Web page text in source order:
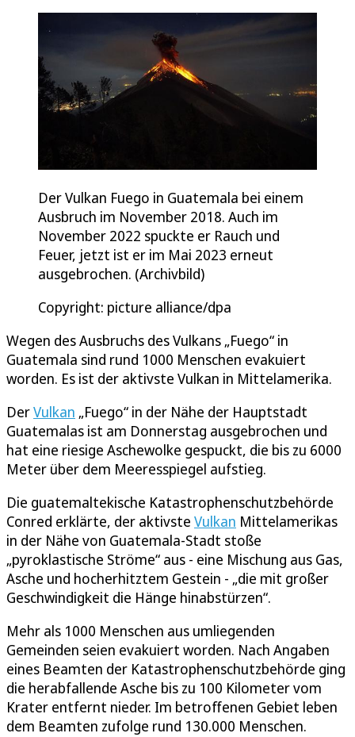
Der Vulkan Fuego in Guatemala bei einem
Ausbruch im November 2018. Auch im
November 2022 spuckte er Rauch und
Feuer, jetzt ist er im Mai 2023 erneut
ausgebrochen. (Archivbild)
Copyright: picture alliance/dpa
Wegen des Ausbruchs des Vulkans „Fuego“ in
Guatemala sind rund 1000 Menschen evakuiert
worden. Es ist der aktivste Vulkan in Mittelamerika.
DerVulkan „Fuego“ in der Nähe der Hauptstadt
Guatemalas ist am Donnerstag ausgebrochen und
hat eine riesige Aschewolke gespuckt, die bis zu 6000
Meter über dem Meeresspiegel aufstieg.
Die guatemaltekische Katastrophenschutzbehörde
Conred erklärte, der aktivste Vulkan Mittelamerikas
in der Nähe von Guatemala-Stadt stoße
„pyroklastische Ströme“ aus - eine Mischung aus Gas,
Asche und hocherhitztem Gestein - „die mit großer
Geschwindigkeit die Hänge hinabstürzen“.
Mehr als 1000 Menschen aus umliegenden
Gemeinden seien evakuiert worden. Nach Angaben
eines Beamten der Katastrophenschutzbehörde ging
die herabfallende Asche bis zu 100 Kilometer vom
Krater entfernt nieder. Im betroffenen Gebiet leben
dem Beamten zufolge rund 130.000 Menschen.